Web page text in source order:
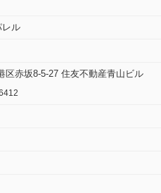
レル
区赤坂8-5-27 住友不動産青山ビル